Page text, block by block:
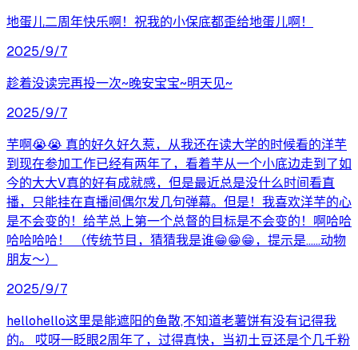
地蛋儿二周年快乐啊！祝我的小保底都歪给地蛋儿啊！
2025/9/7
趁着没读完再投一次~晚安宝宝~明天见~
2025/9/7
芋啊😭😭 真的好久好久惹，从我还在读大学的时候看的洋芋
到现在参加工作已经有两年了，看着芋从一个小底边走到了如
今的大大V真的好有成就感，但是最近总是没什么时间看直
播，只能挂在直播间偶尔发几句弹幕。但是！我喜欢洋芋的心
是不会变的！给芋总上第一个总督的目标是不会变的！啊哈哈
哈哈哈哈！ （传统节目，猜猜我是谁😁😁😁，提示是……动物
朋友～）
2025/9/7
hellohello这里是能遮阳的鱼散,不知道老薯饼有没有记得我
的。 哎呀一眨眼2周年了，过得真快，当初土豆还是个几千粉